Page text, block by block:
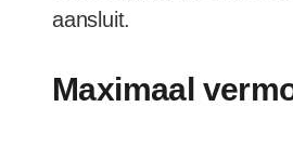
aansluit.
Maximaal